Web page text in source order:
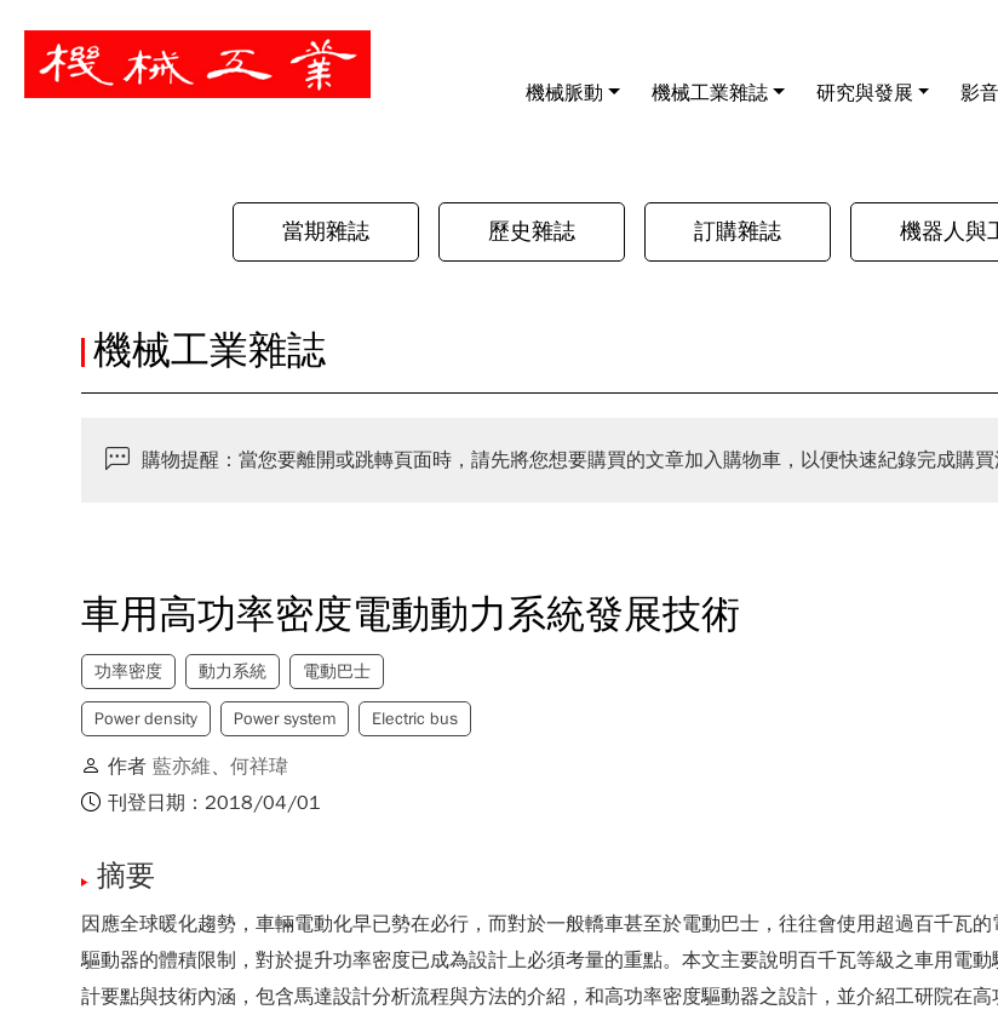
機械脈動 機械工業雜誌 研究與發展 影
暫停
當期雜誌 歷史雜誌 訂購雜誌 機器人與
機械工業雜誌
購物提醒：當您要離開或跳轉頁面時，請先將您想要購買的文章加入購物車，以便快速紀錄完成購
車用高功率密度電動動力系統發展技術
功率密度 動力系統 電動巴士
Power density Power system Electric bus
作者藍亦維、何祥瑋
刊登日期：2018/04/01
摘要
因應全球暖化趨勢，車輛電動化早已勢在必行，而對於一般轎車甚至於電動巴士，往往會使用超過百千瓦
驅動器的體積限制，對於提升功率密度已成為設計上必須考量的重點。本文主要說明百千瓦等級之車用電
計要點與技術內涵，包含馬達設計分析流程與方法的介紹，和高功率密度驅動器之設計，並介紹工研院在